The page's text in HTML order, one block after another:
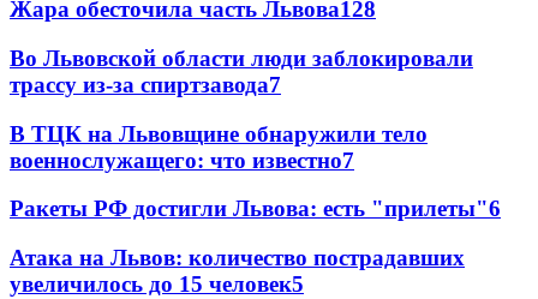
Жара обесточила часть Львова128
Во Львовской области люди заблокировали
трассу из-за спиртзавода7
В ТЦК на Львовщине обнаружили тело
военнослужащего: что известно7
Ракеты РФ достигли Львова: есть "прилеты"6
Атака на Львов: количество пострадавших
увеличилось до 15 человек5